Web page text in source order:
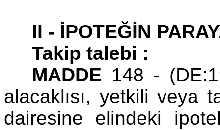
II - İPOTEĞİN
Takip talebi :
MADDE 148 -
alacaklısı, yetkili veya
dairesine elindeki